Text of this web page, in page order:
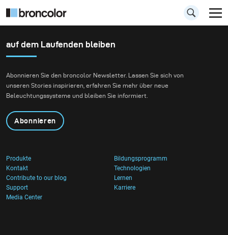
auf dem Laufenden bleiben
Abonnieren Sie den broncolor Newsletter. Lassen Sie sich von
unseren Stories inspirieren, erfahren Sie mehr über neue
Beleuchtungssysteme und bleiben Sie informiert.
Abonnieren
Produkte
Bildungsprogramm
Kontakt
Technologien
Contribute to our blog
Lernen
Support
Karriere
Media Center